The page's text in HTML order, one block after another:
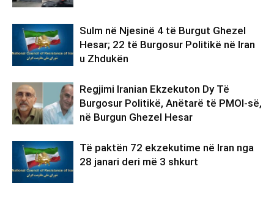
Sulm në Njesinë 4 të Burgut Ghezel
Hesar; 22 të Burgosur Politikë në Iran
u Zhdukën
Regjimi Iranian Ekzekuton Dy Të
Burgosur Politikë, Anëtarë të PMOI-së,
në Burgun Ghezel Hesar
Të paktën 72 ekzekutime në Iran nga
28 janari deri më 3 shkurt